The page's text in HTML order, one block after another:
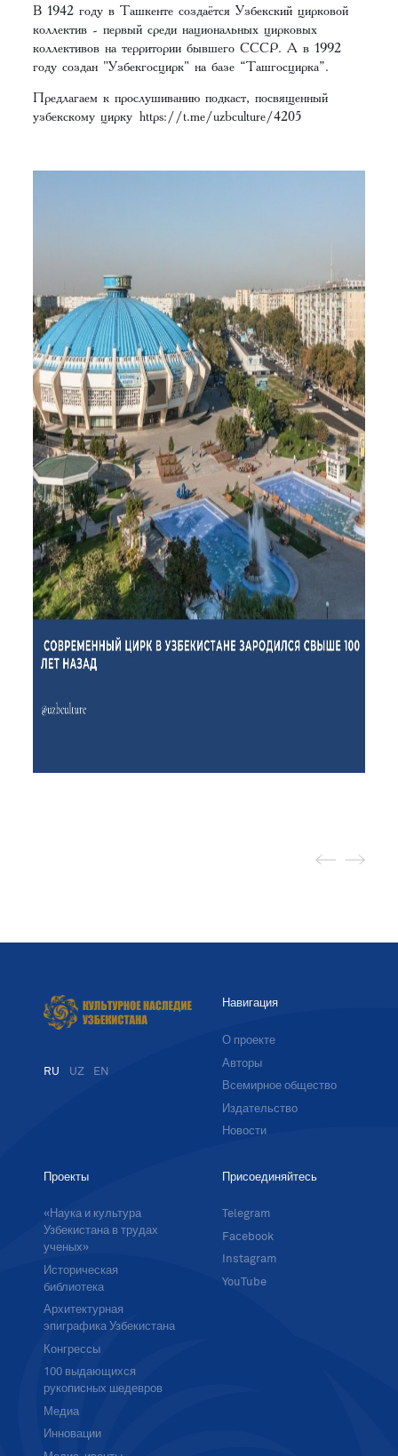
В 1942 году в Ташкенте создаётся Узбекский цирковой
коллектив - первый среди национальных цирковых
коллективов на территории бывшего СССР. А в 1992
году создан "Узбекгосцирк" на базе “Ташгосцирка”.
Предлагаем к прослушиванию подкаст, посвященный
узбекскому циркуhttps://t.me/uzbculture/4205
RU UZ EN
Навигация
О проекте
Авторы
Всемирное общество
Издательство
Новости
Проекты
«Наука и культура
Узбекистана в трудах
ученых»
Историческая
библиотека
Архитектурная
эпиграфика Узбекистана
Конгрессы
100 выдающихся
рукописных шедевров
Медиа
Инновации
Присоединяйтесь
Telegram
Facebook
Instagram
YouTube